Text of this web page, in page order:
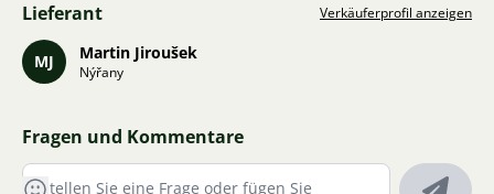
Lieferant Verkäuferprofil anzeigen
MJ Martin Jiroušek
Nýřany
Fragen und Kommentare